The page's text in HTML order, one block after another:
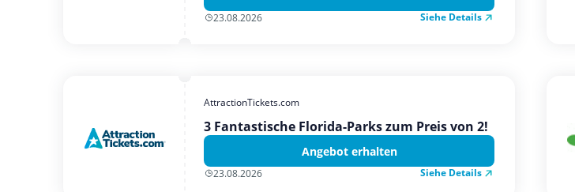
23.08.2026 Siehe Details
AttractionTickets.com
3 Fantastische Florida-Parks zum Preis von 2!
Angebot erhalten
23.08.2026 Siehe Details